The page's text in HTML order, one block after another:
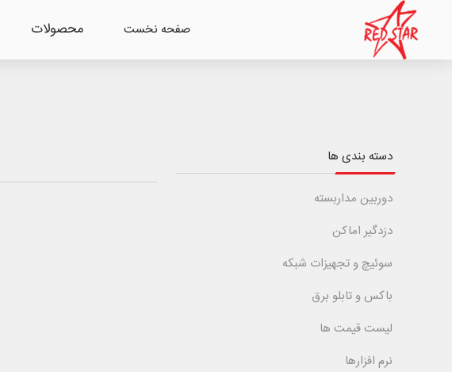
صفحه نخست محصولات
دسته بندی ها
دوربین مداربسته
دزدگیر اماکن
سوئیچ و تجهیزات شبکه
باکس و تابلو برق
لیست قیمت ها
نرم افزارها